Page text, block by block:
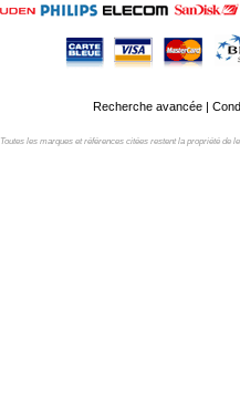
Recherche avancée|
Toutes les marques et références citées restent la propriété de